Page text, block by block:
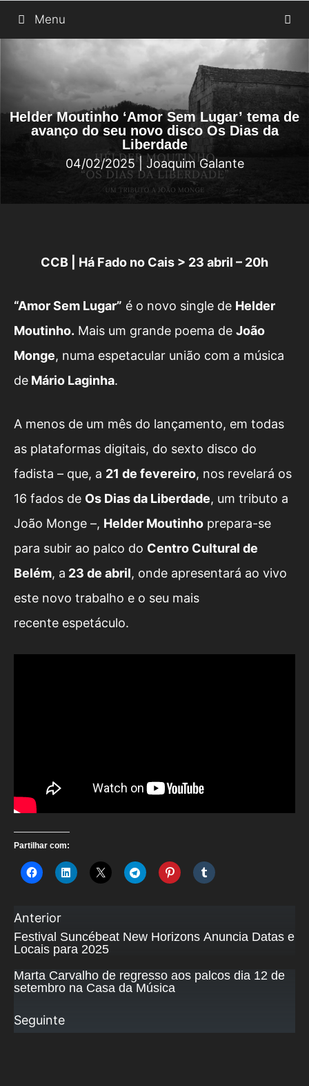
para
conteúdo
Menu
Helder Moutinho ‘Amor Sem Lugar’ tema de
avanço do seu novo disco Os Dias da
Liberdade
04/02/2025| Joaquim Galante
CCB | Há Fado no Cais > 23 abril – 20h
“Amor Sem Lugar” é o novo single de Helder
Moutinho. Mais um grande poema de João
Monge, numa espetacular união com a música
de Mário Laginha.
A menos de um mês do lançamento, em todas
as plataformas digitais, do sexto disco do
fadista – que, a 21 de fevereiro, nos revelará os
16 fados de Os Dias da Liberdade, um tributo a
João Monge –, Helder Moutinho prepara-se
para subir ao palco do Centro Cultural de
Belém, a 23 de abril, onde apresentará ao vivo
este novo trabalho e o seu mais
recente espetáculo.
Partilhar com:
Anterior
Festival Suncébeat New Horizons Anuncia Datas e
Locais para 2025
Marta Carvalho de regresso aos palcos dia 12 de
setembro na Casa da Música
Seguinte